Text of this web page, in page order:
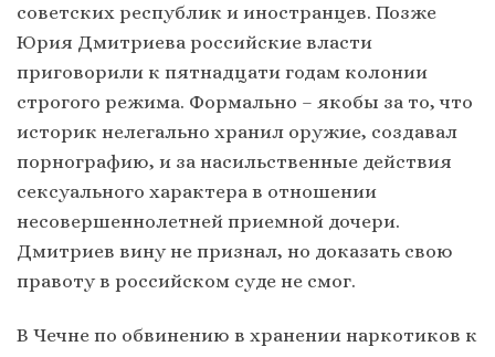
советских республик и иностранцев. Позже
Юрия Дмитриева российские власти
приговорили к пятнадцати годам колонии
строгого режима. Формально – якобы за то, что
историк нелегально хранил оружие, создавал
порнографию, и за насильственные действия
сексуального характера в отношении
несовершеннолетней приемной дочери.
Дмитриев вину не признал, но доказать свою
правоту в российском суде не смог.
В Чечне по обвинению в хранении наркотиков к